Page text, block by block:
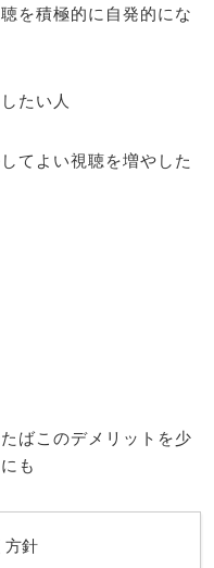
を積極的に自発的にな
たい人
てよい視聴を増やした
ばこのデメリットを少
も
方針